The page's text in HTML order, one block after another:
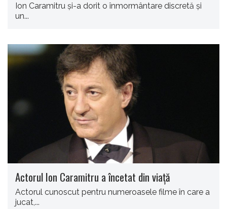
Ion Caramitru și-a dorit o înmormântare discretă și
un...
Actorul Ion Caramitru a încetat din viaţă
Actorul cunoscut pentru numeroasele filme în care a
jucat,...